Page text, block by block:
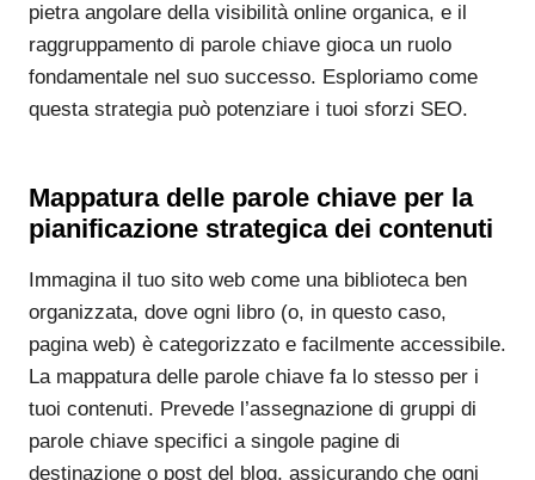
pietra angolare della visibilità online organica, e il
raggruppamento di parole chiave gioca un ruolo
fondamentale nel suo successo. Esploriamo come
questa strategia può potenziare i tuoi sforzi SEO.
Mappatura delle parole chiave per la
pianificazione strategica dei contenuti
Immagina il tuo sito web come una biblioteca ben
organizzata, dove ogni libro (o, in questo caso,
pagina web) è categorizzato e facilmente accessibile.
La mappatura delle parole chiave fa lo stesso per i
tuoi contenuti. Prevede l’assegnazione di gruppi di
parole chiave specifici a singole pagine di
destinazione o post del blog, assicurando che ogni